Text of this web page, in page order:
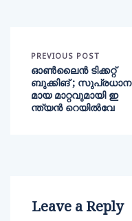
PREVIOUS POST
ഓൺലൈൻ ടിക്കറ്റ്
ബുക്കിങ് ; സുപ്രധാന
മായ മാറ്റവുമായി ഇ
ന്ത്യൻ റെയിൽവേ
Leave a Reply